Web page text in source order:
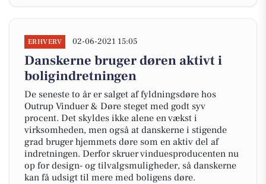
ERHVERV 02-06-2021 15:05
Danskerne bruger døren aktivt i
boligindretningen
De seneste to år er salget af fyldningsdøre hos
Outrup Vinduer & Døre steget med godt syv
procent. Det skyldes ikke alene en vækst i
virksomheden, men også at danskerne i stigende
grad bruger hjemmets døre som en aktiv del af
indretningen. Derfor skruer vinduesproducenten nu
op for design- og tilvalgsmuligheder, så danskerne
kan få udsigt til mere med boligens døre.